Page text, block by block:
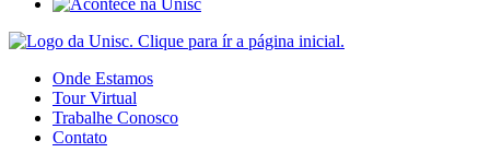
Onde Estamos
Tour Virtual
Trabalhe Conosco
Contato